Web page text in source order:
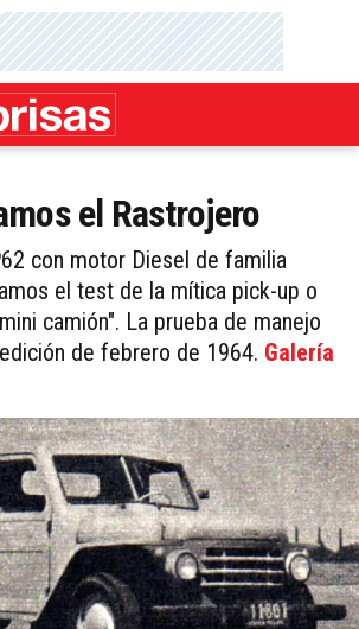
el Rastrojero
con motor Diesel de familia
el test de la mítica pick-up o
camión". La prueba de manejo
de febrero de 1964. Galería